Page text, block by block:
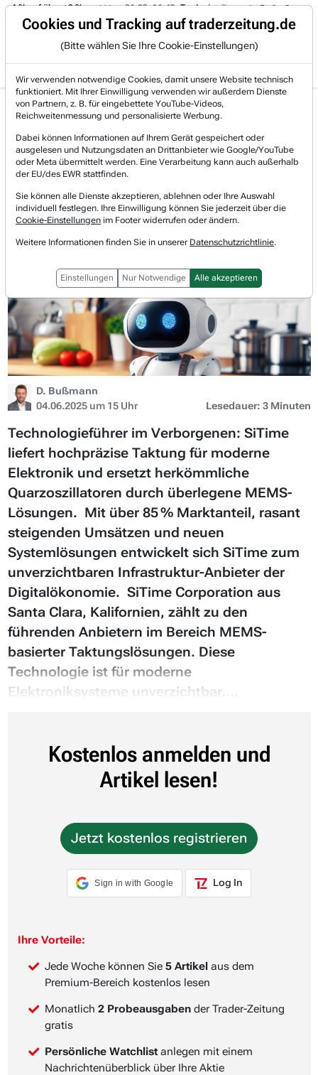
Trading-Room
% auf über +3 %. 06.08. 16:49 Trade des Tages 06.08.
Gratis Account Login
Jetzt registrieren und gratis Artikel lesen.
Bereits bei TraderFox registriert? Jetzt anmelden!
Home Lists & Rankings
Top-Wachstumsaktien-Umsatz
SiTime: Systemrelevanter Nischenführer für die d...
SiTime Watchlist
SiTime: Systemrelevanter
Nischenführer für die digitale
Zukunft
D. Bußmann
04.06.2025 um 15 Uhr
Lesedauer: 3 Minuten
Technologieführer im Verborgenen: SiTime
liefert hochpräzise Taktung für moderne
Elektronik und ersetzt herkömmliche
Quarzoszillatoren durch überlegene MEMS-
Lösungen. Mit über 85 % Marktanteil, rasant
steigenden Umsätzen und neuen
Systemlösungen entwickelt sich SiTime zum
unverzichtbaren Infrastruktur-Anbieter der
Digitalökonomie. SiTime Corporation aus
Santa Clara, Kalifornien, zählt zu den
führenden Anbietern im Bereich MEMS-
basierter Taktungslösungen. Diese
Technologie ist für moderne
Elektroniksysteme unverzichtbar....
Kostenlos anmelden und
Artikel lesen!
Jetzt kostenlos registrieren
Sign in with Google Log In
Ihre Vorteile:
Jede Woche können Sie 5 Artikel aus dem
Premium-Bereich kostenlos lesen
Monatlich 2 Probeausgaben der Trader-Zeitung
gratis
Persönliche Watchlist anlegen mit einem
Nachrichtenüberblick über Ihre Aktie
Cookies und Tracking auf traderzeitung.de
(Bitte wählen Sie Ihre Cookie-Einstellungen)
Wir verwenden notwendige Cookies, damit unsere Website technisch
funktioniert. Mit Ihrer Einwilligung verwenden wir außerdem Dienste
von Partnern, z. B. für eingebettete YouTube-Videos,
Reichweitenmessung und personalisierte Werbung.
Dabei können Informationen auf Ihrem Gerät gespeichert oder
ausgelesen und Nutzungsdaten an Drittanbieter wie Google/YouTube
oder Meta übermittelt werden. Eine Verarbeitung kann auch außerhalb
der EU/des EWR stattfinden.
Sie können alle Dienste akzeptieren, ablehnen oder Ihre Auswahl
individuell festlegen. Ihre Einwilligung können Sie jederzeit über die
Cookie-Einstellungen im Footer widerrufen oder ändern.
Weitere Informationen finden Sie in unserer Datenschutzrichtlinie.
Einstellungen Nur Notwendige Alle akzeptieren